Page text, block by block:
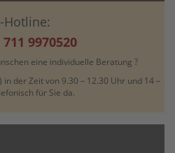
Hotline:
711 9970520
eine individuelle Beratung ?
der Zeit von 9.30 – 12.30 Uhr und 14 –
für Sie da.